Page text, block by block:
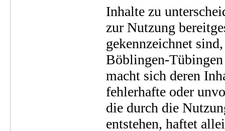
Inhalte zu
zur Nutzung
gekennzeichnet
Böblingen-
macht sich deren
fehlerhafte oder
die durch die
entstehen, haftet